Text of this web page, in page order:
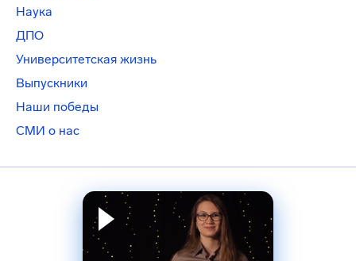
Наука
ДПО
Университетская жизнь
Выпускники
Наши победы
СМИ о нас